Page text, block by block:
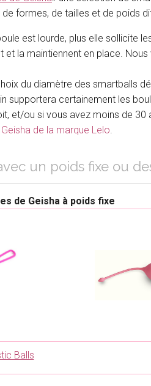
formes, de tailles et de poids
est lourde, plus elle sollicite
et la maintiennent en place.
du diamètre des smartballs
supportera certainement les
et/ou si vous avez moins de 30
de la marque Lelo
un poids fixe ou
de Geisha à poids fixe
Balls